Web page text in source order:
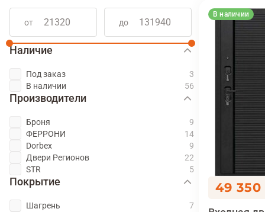
от до
Наличие
Под заказ
В наличии
Производители
Броня
ФЕРРОНИ
Dorbex
Двери Регионов
STR
Покрытие
Шагрень
В наличии
49 350